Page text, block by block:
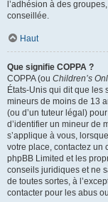
l’adhésion à des
conseillée.
Haut
Que signifie COPPA ?
COPPA (ou Children’s
États-Unis qui dit que les
mineurs de moins de 13
(ou d’un tuteur légal)
d’identifier un mineur de
s’applique à vous,
votre place, contactez un
phpBB Limited et les
conseils juridiques et ne
de toutes sortes, à
contacter pour les abus